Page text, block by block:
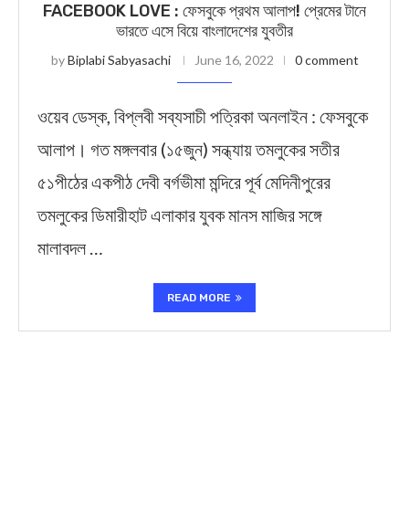
FACEBOOK LOVE : ফেসবুকে প্রথম আলাপ! প্রেমের টানে
ভারতে এসে বিয়ে বাংলাদেশের যুবতীর
byBiplabi Sabyasachi June 16, 2022 0 comment
ওয়েব ডেস্ক, বিপ্লবী সব্যসাচী পত্রিকা অনলাইন : ফেসবুকে
আলাপ। গত মঙ্গলবার (১৫জুন) সন্ধ্যায় তমলুকের সতীর
৫১পীঠের একপীঠ দেবী বর্গভীমা মন্দিরে পূর্ব মেদিনীপুরের
তমলুকের ডিমারীহাট এলাকার যুবক মানস মাজির সঙ্গে
মালাবদল …
READ MORE